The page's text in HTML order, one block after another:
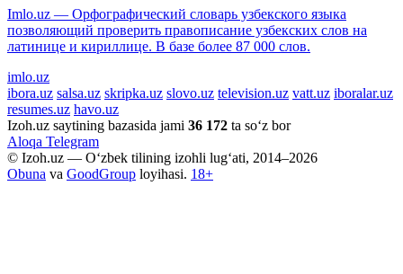
Imlo.uz — Орфографический словарь узбекского языка
позволяющий проверить правописание узбекских слов на
латинице и кириллице. В базе более 87 000 слов.
imlo.uz
ibora.uz salsa.uz skripka.uz slovo.uz television.uz vatt.uz iboralar.uz
resumes.uz havo.uz
Izoh.uz saytining bazasida jami 36 172 ta so‘z bor
Aloqa Telegram
© Izoh.uz — O‘zbek tilining izohli lug‘ati, 2014–2026
Obuna va GoodGroup loyihasi. 18+